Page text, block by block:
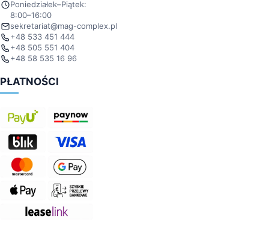
Poniedziałek–Piątek:
8:00–16:00
sekretariat@mag-complex.pl
+48 533 451 444
+48 505 551 404
+48 58 535 16 96
PŁATNOŚCI